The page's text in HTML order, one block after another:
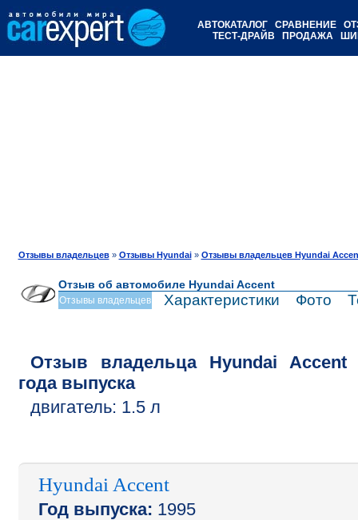
АВТОКАТАЛОГ СРАВНЕНИЕ
ТЕСТ-ДРАЙВ
ПРОДАЖА
Отзывы владельцев» Отзывы Hyundai» Отзывы владельцев Hyundai
Отзыв об автомобиле Hyundai Accent
Отзывы владельцев Характеристики Фото
Отзыв владельца Hyundai
Accent
года выпуска
двигатель: 1.5 л
Hyundai Accent
Год выпуска: 1995